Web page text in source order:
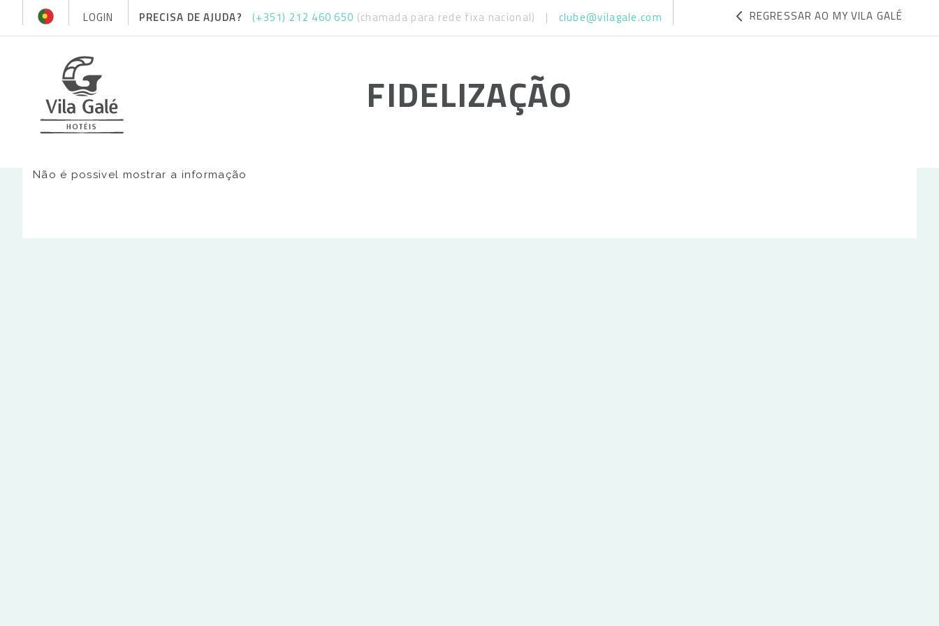
LOGIN PRECISA DE AJUDA? (+351) 212 460 650 (chamada para rede fixa nacional) | clube@vilagale.com REGRESSAR AO MY VILA GALÉ
FIDELIZAÇÃO
Não é possivel mostrar a informação